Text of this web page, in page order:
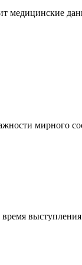
медицинские
мирного
время